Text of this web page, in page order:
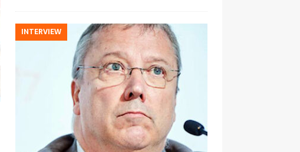
INTERVIEW